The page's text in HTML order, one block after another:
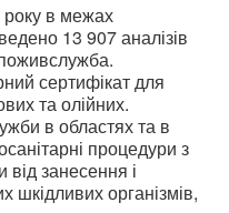
в межах
13 907 аналізів
сертифікат для
та олійних.
в областях та в
процедури з
від занесення і
організмів,